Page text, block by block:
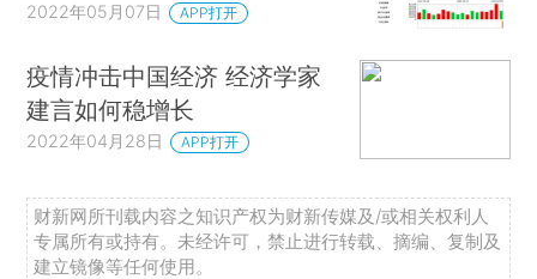
2022年05月07日 APP打开
疫情冲击中国经济 经济学家
建言如何稳增长
2022年04月28日 APP打开
财新网所刊载内容之知识产权为财新传媒及/或相关权利人
专属所有或持有。未经许可，禁止进行转载、摘编、复制及
建立镜像等任何使用。